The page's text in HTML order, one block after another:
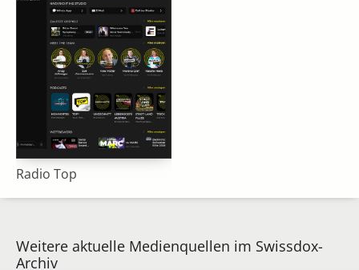
Radio Top
Weitere aktuelle Medienquellen im Swissdox-
Archiv